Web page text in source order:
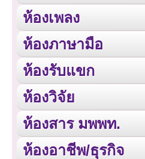
ห้องเพลง
ห้องภาษามือ
ห้องรับแขก
ห้องวิจัย
ห้องสาร มพพท.
ห้องอาชีพ/ธุรกิจ